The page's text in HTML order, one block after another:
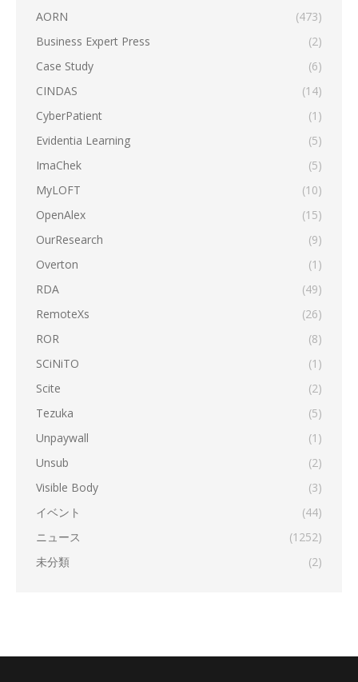
AORN
(473)
Business Expert Press
(2)
Case Study
(6)
CINDAS
(14)
CyberPatient
(1)
Evidentia Learning
(5)
ImaChek
(5)
MyLOFT
(10)
OpenAlex
(15)
OurResearch
(9)
Overton
(1)
RDA
(49)
RemoteXs
(26)
ROR
(8)
SCiNiTO
(1)
Scite
(2)
Tezuka
(5)
Unpaywall
(1)
Unsub
(2)
Visible Body
(3)
イベント
(44)
ニュース
(1252)
未分類
(2)